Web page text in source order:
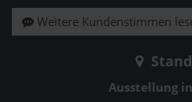
Weitere Kundenstimmen
Ausstellung